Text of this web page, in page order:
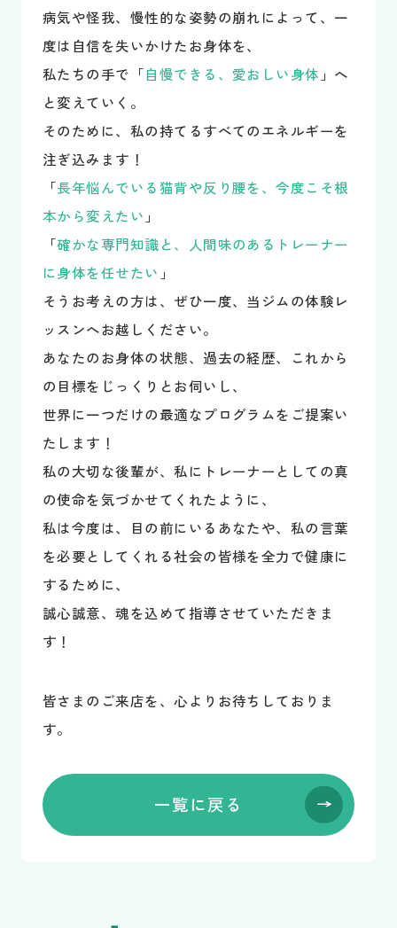
病気や怪我、慢性的な姿勢の崩れによって、一
度は自信を失いかけたお身体を、
私たちの手で「自慢できる、愛おしい身体 」へ
と変えていく。
そのために、私の持てるすべてのエネルギーを
注ぎ込みます！
「長年悩んでいる猫背や反り腰を、今度こそ根
本から変えたい 」
「確かな専門知識と、人間味のあるトレーナー
に身体を任せたい 」
そうお考えの方は、ぜひ一度、当ジムの体験レ
ッスンへお越しください。
あなたのお身体の状態、過去の経歴、これから
の目標をじっくりとお伺いし、
世界に一つだけの最適なプログラムをご提案い
たします！
私の大切な後輩が、私にトレーナーとしての真
の使命を気づかせてくれたように、
私は今度は、目の前にいるあなたや、私の言葉
を必要としてくれる社会の皆様を全力で健康に
するために、
誠心誠意、魂を込めて指導させていただきま
す！
皆さまのご来店を、心よりお待ちしておりま
す。
一覧に戻る